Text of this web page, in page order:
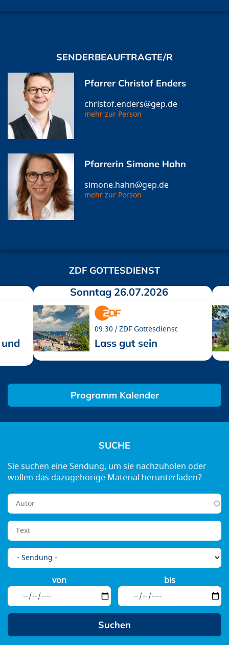
SENDERBEAUFTRAGTE/R
Pfarrer Christof Enders
christof.enders@gep.de
mehr zur Person
Pfarrerin Simone Hahn
simone.hahn@gep.de
mehr zur Person
ZDF GOTTESDIENST
Sonntag 26.07.2026
09:30 ZDF Gottesdienst
Lass gut sein
Programm Kalender
SUCHE
von bis